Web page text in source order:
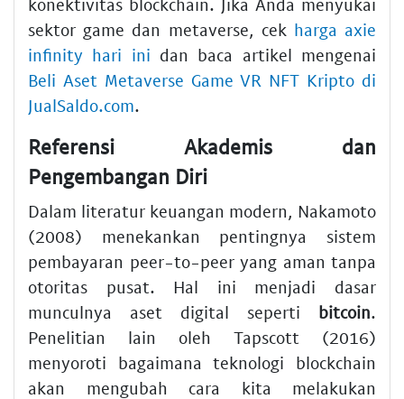
konektivitas blockchain. Jika Anda menyukai
sektor game dan metaverse, cek harga axie
infinity hari ini dan baca artikel mengenai
Beli Aset Metaverse Game VR NFT Kripto di
JualSaldo.com.
Referensi Akademis dan
Pengembangan Diri
Dalam literatur keuangan modern, Nakamoto
(2008) menekankan pentingnya sistem
pembayaran peer-to-peer yang aman tanpa
otoritas pusat. Hal ini menjadi dasar
munculnya aset digital seperti bitcoin.
Penelitian lain oleh Tapscott (2016)
menyoroti bagaimana teknologi blockchain
akan mengubah cara kita melakukan